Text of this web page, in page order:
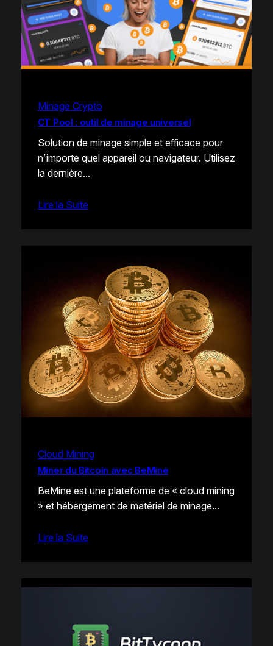
Minage Crypto
CT Pool : outil de minage universel
Solution de minage simple et efficace pour
n’importe quel appareil ou navigateur. Utilisez
la dernière…
Lire la Suite
Cloud Mining
Miner du Bitcoin avec BeMine
BeMine est une plateforme de « cloud mining
» et hébergement de matériel de minage…
Lire la Suite